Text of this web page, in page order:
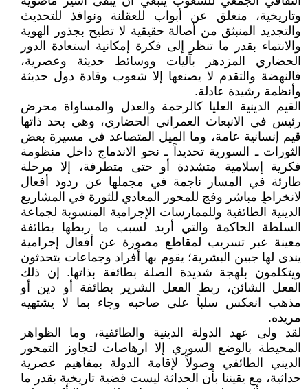
وتاريخية، منغلق عن أبواب للعقلنة ونوافذ للتحديث
والتجديد المنبثق من أصالة حقيقية لا تطيح بجذور الهوية
والانتماء بقدر ما تنظر إلى فكرة إمكانية استعادة الدور
الحضاري المزدهر بآليات ووسائط حديثة وعصرية،
فالنهضة والتقدم لا يصنعها إلا شعوب وقادة دول حديثة
وأنظمة رشيدة عادلة.
القيم الدينية العليا كالرحمة والعدل والمساواة محرض
رئيس في الانبعاث العمراني الحضاري، وهي بحد ذاتها
قيم إنسانية عامة، وما الميل المتصاعد في مسيرة بعض
الثورات ـ السورية تحديداً ـ نحو الاندماج داخل منظومة
فكرية إسلامية متشددة أو حتى متطرفة، إلا مرحلة
طارئة في المسار ناجمة في مجملها عن ردود أفعال
لانخراطٍ مباشر وفج للمحور المعادي للثورة في المشاريع
الدينية الطائفية وللممارسات الإجرامية المنسوبة لجماعة
السلطة الحاكمة والتي أريد لسبب ما ربطها بطائفة
معينة عبر تسريب لمقاطع مصورة عن أفعال إجرامية
يندى لها جبين البشرية؛ يقوم بها أفراد وجماعات يتحدثون
ويتكلمون بلهجة شديدة الصلة بطائفة بذاتها. إن ذلك
الفعل الشائن، ربط الفعل الشرير بطائفة أو دين أو
مذهب انعكس سلباً على صاحبه وجاء بما لا يشتهيه
مريده.
لقد ولى عهد الدولة الدينية والطائفية، وما الظواهر
المحيطة بالوضع السوري إلا ارهاصات لتجاوز التمحور
الديني الطائفي وصولاً لإقامة الدولة بمفاهيم عصرية
حداثية، مع يقيننا بأن الحداثة ليست قضية تاريخية بقدر ما